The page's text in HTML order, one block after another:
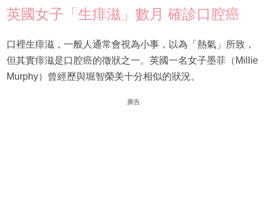
英國女子「生痱滋」數月 確診口腔癌
口裡生痱滋，一般人通常會視為小事，以為「熱氣」所致，
但其實痱滋是口腔癌的徵狀之一。英國一名女子墨菲（Millie
Murphy）曾經歷與堀智榮美十分相似的狀況。
廣告